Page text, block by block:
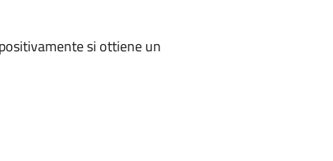
si ottiene un